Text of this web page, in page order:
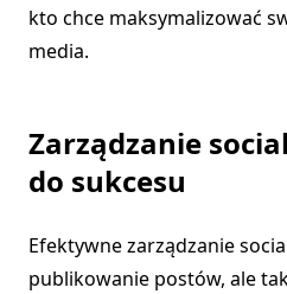
kto chce maksymalizować
media.
Zarządzanie
do sukcesu
Efektywne zarządzanie
publikowanie postów, ale